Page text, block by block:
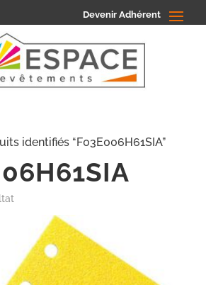
Devenir Adhérent
identifiés “F03E006H61SIA”